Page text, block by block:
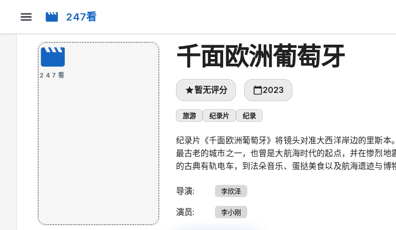
247看
247看
千面欧洲葡萄牙
暂无评分 2023
旅游 纪录片 纪录
纪录片《千面欧洲葡萄牙》将镜头对准大西洋岸边的里斯
最古老的城市之一，也曾是大航海时代的起点，并在惨烈
的古典有轨电车，到法朵音乐、蛋挞美食以及航海遗迹与博
导演: 李欣泽
演员: 李小刚